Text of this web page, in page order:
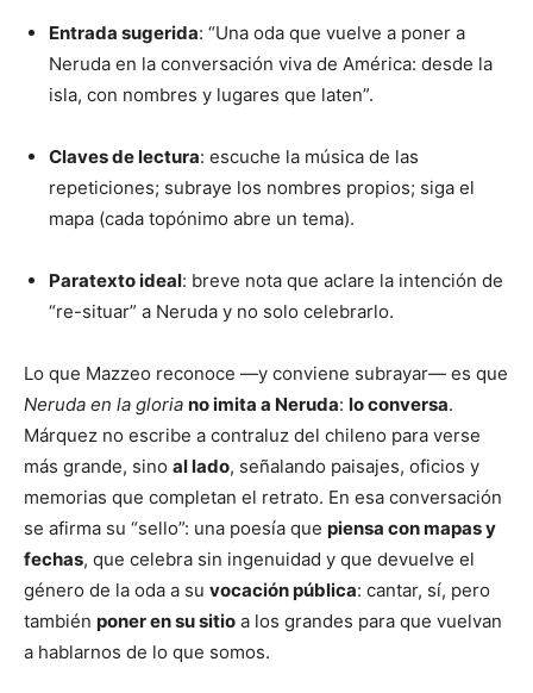
Entrada sugerida: “Una oda que vuelve a poner a
Neruda en la conversación viva de América: desde la
isla, con nombres y lugares que laten”.
Claves de lectura: escuche la música de las
repeticiones; subraye los nombres propios; siga el
mapa (cada topónimo abre un tema).
Paratexto ideal: breve nota que aclare la intención de
“re-situar” a Neruda y no solo celebrarlo.
Lo que Mazzeo reconoce —y conviene subrayar— es que
Neruda en la gloria no imita a Neruda: lo conversa.
Márquez no escribe a contraluz del chileno para verse
más grande, sino al lado, señalando paisajes, oficios y
memorias que completan el retrato. En esa conversación
se afirma su “sello”: una poesía que piensa con mapas y
fechas, que celebra sin ingenuidad y que devuelve el
género de la oda a su vocación pública: cantar, sí, pero
también poner en su sitio a los grandes para que vuelvan
a hablarnos de lo que somos.